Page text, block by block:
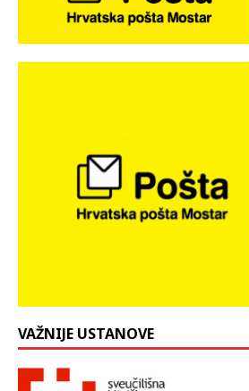
VAŽNIJE USTANOVE